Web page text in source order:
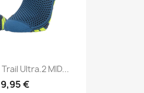
Ultra.2 MID...
€